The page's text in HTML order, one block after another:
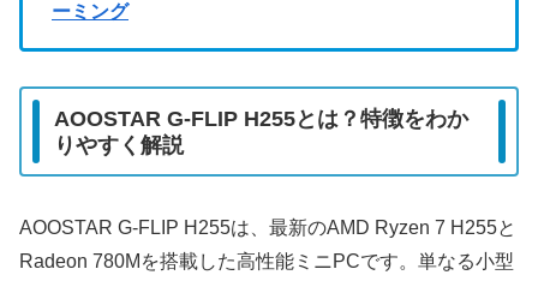
ーミング
AOOSTAR G-FLIP H255とは？特徴をわか
りやすく解説
AOOSTAR G-FLIP H255は、最新のAMD Ryzen 7 H255と
Radeon 780Mを搭載した高性能ミニPCです。単なる小型